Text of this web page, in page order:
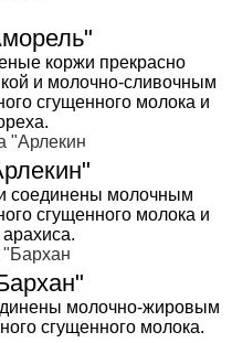
коржи прекрасно
и молочно-сливочным
сгущенного молока и
соединены молочным
сгущенного молока и
молочно-жировым
сгущенного молока.